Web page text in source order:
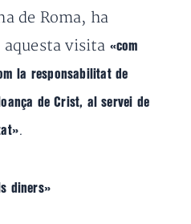
de Roma, ha
aquesta visita «com
la responsabilitat de
de Crist, al servei de
.
diners»